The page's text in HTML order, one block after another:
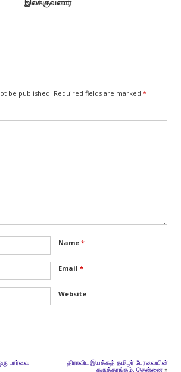
இலக்குவனார்
be published. Required fields are marked *
Name *
Email *
Website
பார்வை:
திராவிட இயக்கத் தமிழர் பேரவையின்
கருத்தரங்கம், சென்னை »